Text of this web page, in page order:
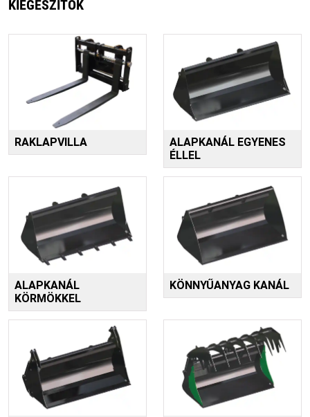
KIEGÉSZÍTŐK
RAKLAPVILLA
ALAPKANÁL EGYENES
ÉLLEL
ALAPKANÁL
KÖRMÖKKEL
KÖNNYŰANYAG KANÁL